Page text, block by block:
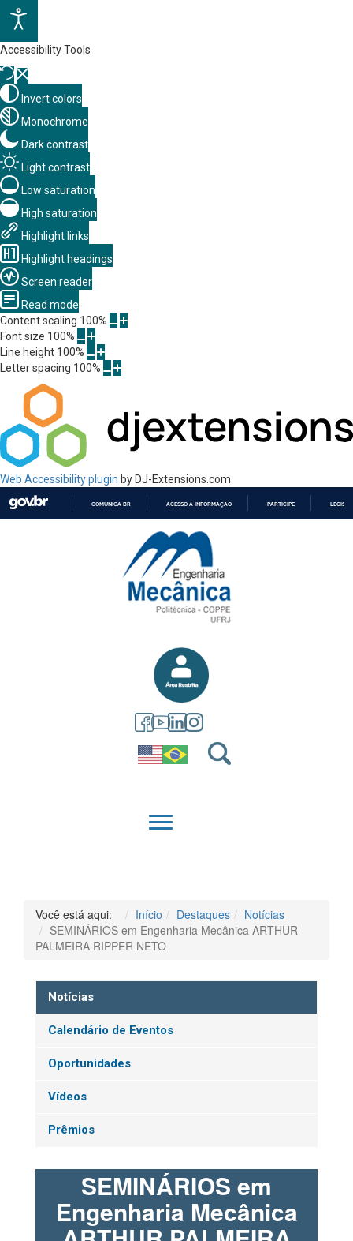
Accessibility Tools
Invert colors
Monochrome
Dark contrast
Light contrast
Low saturation
High saturation
Highlight links
Highlight headings
Screen reader
Read mode
Content scaling 100%
Font size 100%
Line height 100%
Letter spacing 100%
Web Accessibility plugin by DJ-Extensions.com
PARA
CONTEÚDO
COMUNICA BR ACESSO À INFORMAÇÃO PARTICIPE
QUEM SOMOS
Você está aqui: Início Destaques
Notícias
SEMINÁRIOS em Engenharia Mecânica ARTHUR
PALMEIRA RIPPER NETO
Notícias
Calendário de Eventos
Oportunidades
Vídeos
Prêmios
SEMINÁRIOS em
Engenharia Mecânica